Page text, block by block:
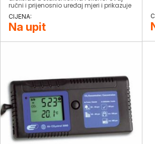
ručni i prijenosnio uređaj mjeri i prikazuje
temperaturu, relativnu vlažnost i CO2
istovremeno. Uključuje 4 AA baterije.
Na upit